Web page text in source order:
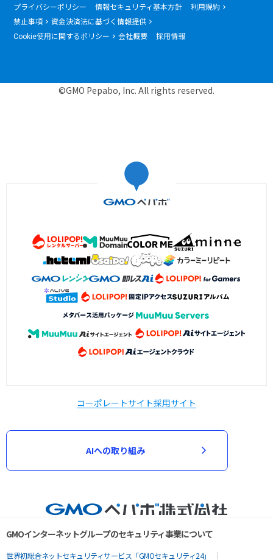
プライバシーポリシー 情報セキュリティ基本方針
利用規約
禁止事項
資金決済法に基づく情報提供
Cookie使用に関するポリシー
会社概要 採用情報
©GMO Pepabo, Inc. All rights reserved.
コーポレートサイト採用サイト
AIへの取り組み
GMOインターネットグループのセキュリティ事業について
世界初総合ネットセキュリティサービス「GMOセキュリティ24」